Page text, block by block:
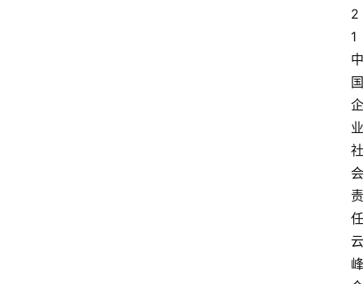
2
1
中
国
企
业
社
会
责
任
云
峰